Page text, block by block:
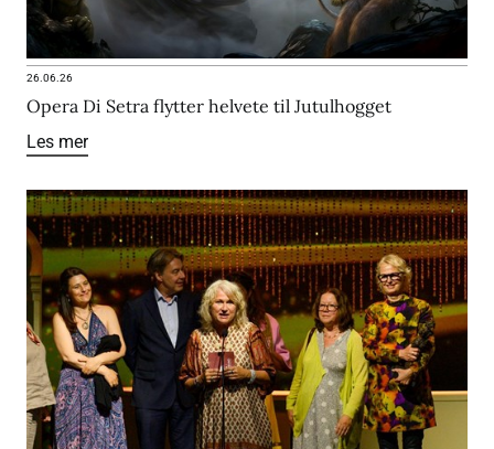
26.06.26
Opera Di Setra flytter helvete til Jutulhogget
Les mer